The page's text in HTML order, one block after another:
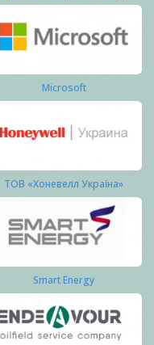
Microsoft
ТОВ «Хоневелл Україна»
Smart Energy